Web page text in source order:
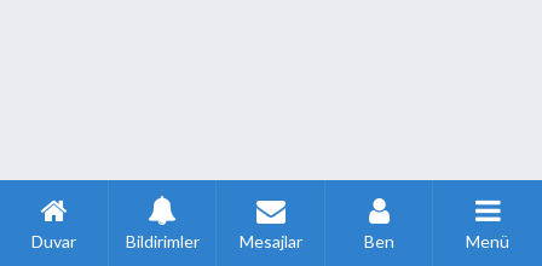
Duvar Bildirimler Mesajlar Ben Menü